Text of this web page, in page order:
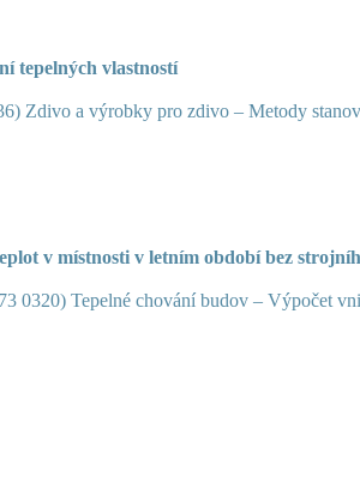
tepelných vlastností
Zdivo a výrobky pro zdivo – Metody
v místnosti v letním období bez
0320) Tepelné chování budov – Výpočet